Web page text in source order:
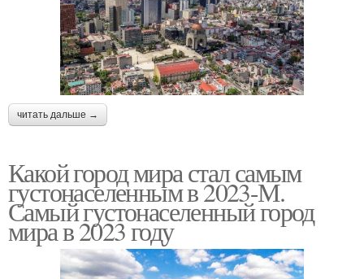
читать дальше →
Какой город мира стал самым
густонаселенным в 2023-М.
Самый густонаселенный город
мира в 2023 году